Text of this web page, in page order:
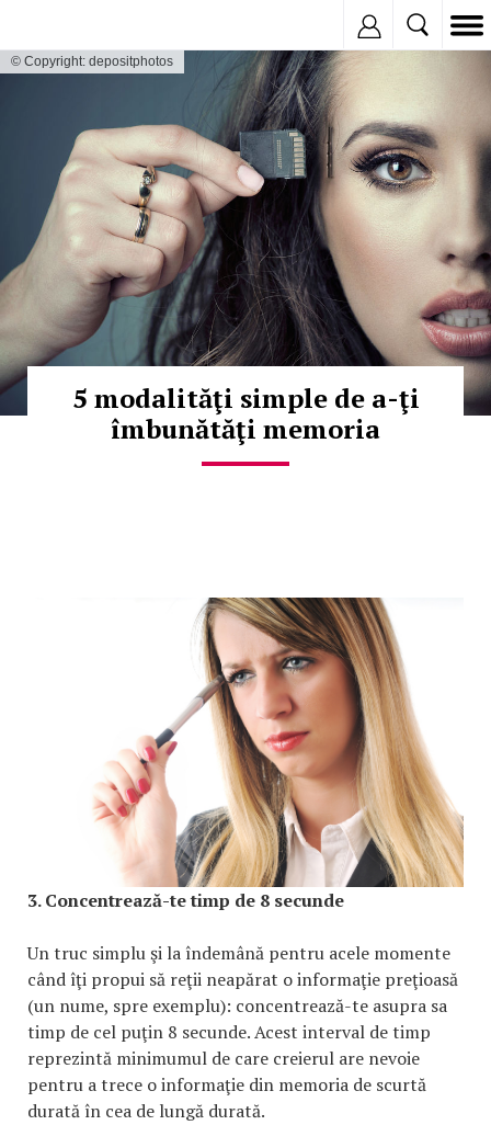
© Copyright: depositphotos
5 modalităţi simple de a-ţi
îmbunătăţi memoria
3. Concentrează-te timp de 8 secunde
Un truc simplu şi la îndemână pentru acele momente
când îţi propui să reţii neapărat o informaţie preţioasă
(un nume, spre exemplu): concentrează-te asupra sa
timp de cel puţin 8 secunde. Acest interval de timp
reprezintă minimumul de care creierul are nevoie
pentru a trece o informaţie din memoria de scurtă
durată în cea de lungă durată.